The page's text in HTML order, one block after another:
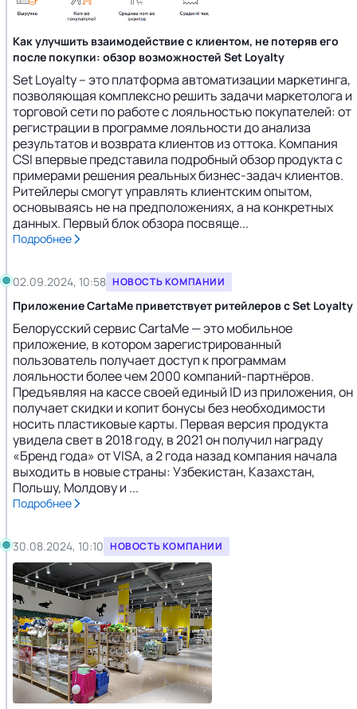
Как улучшить взаимодействие с клиентом, не потеряв его
после покупки: обзор возможностей Set Loyalty
Set Loyalty – это платформа автоматизации маркетинга,
позволяющая комплексно решить задачи маркетолога и
торговой сети по работе с лояльностью покупателей: от
регистрации в программе лояльности до анализа
результатов и возврата клиентов из оттока. Компания
CSI впервые представила подробный обзор продукта с
примерами решения реальных бизнес-задач клиентов.
Ритейлеры смогут управлять клиентским опытом,
основываясь не на предположениях, а на конкретных
данных. Первый блок обзора посвяще...
Подробнее
02.09.2024, 10:58 НОВОСТЬ КОМПАНИИ
Приложение CartaMe приветствует ритейлеров с Set Loyalty
Белорусский сервис CartaMe — это мобильное
приложение, в котором зарегистрированный
пользователь получает доступ к программам
лояльности более чем 2000 компаний-партнёров.
Предъявляя на кассе своей единый ID из приложения, он
получает скидки и копит бонусы без необходимости
носить пластиковые карты. Первая версия продукта
увидела свет в 2018 году, в 2021 он получил награду
«Бренд года» от VISA, а 2 года назад компания начала
выходить в новые страны: Узбекистан, Казахстан,
Польшу, Молдову и ...
Подробнее
30.08.2024, 10:10 НОВОСТЬ КОМПАНИИ